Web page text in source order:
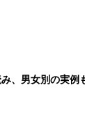
、男女別の実